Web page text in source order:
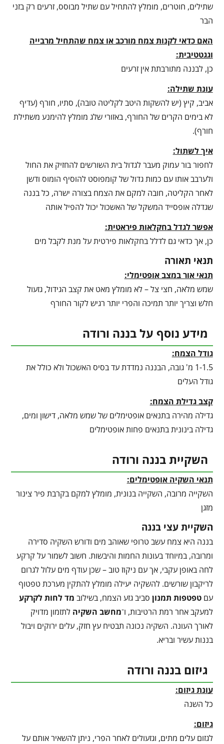
שתילים, חוטרים, מומלץ להתחיל עם שתיל מבוסס, זרעים רק בזני
הבר
האם כדאי לקנות צמח מורכב או צמח שהתחיל מרבייה
וגגטטיבית:
כן, לבננה מתורבתת אין זרעים
עונת שתילה:
אביב, קיץ (יש להשקות היטב לקליטה טובה), סתיו, חורף (עדיף
לא בימים הקרים של החורף, באזורי שלג מומלץ להימנע משתילת
חורף).
איך לשתול:
לחפור בור עמוק מעבר לגדול בית השורשים להחזיק את החול
ולערבב אותו עם כמות גדול של קומפוסט להוסיף הומוס ודשן
לאחר הקליטה, חובה למקם את הצמח בצורה ישרה, כל בננה
שגדלה אופסייד המשקל של האשכול יכול להפיל אותה
אפשר לגדל בחקלאות פיראטית:
כן, אך כדאי גם לדלל בחקלאות פירטית על מנת לקבל מים
תנאי תאורה
תנאי אור במצב אופטימלי:
שמש מלאה, חצי צל – לא מומלץ מאט את קצב הגידול, גזעול
חלש וצריך יותר תמיכה והפרי יותר רגיש לקור החורף
מידע נוסף על בננה ורודה
גודל הצמח:
1-1.5 מ' גובה, הבננה נמדדת עד בסיס האשכול ולא כולל את
גודל העלים
קצב גדילת הצמח:
גדילה מהירה בתנאים אופטימלים של שמש מלאה, דישון ומים,
גדילה בינונית בתנאים פחות אופטימלים
השקיית בננה ורודה
תנאי השקיה אופטימלים:
השקייה מרובה, השקייה בנונית, מומלץ למקם בקרבת פיר צינור
מזגן
השקיית עצי בננה
בננה היא צמח עשב טרופי שאוהב מים ודורש השקיה סדירה
ומרובה, במיוחד בעונות החמות והיבשות. חשוב לשמור על קרקע
לחה באופן עקבי, אך עם ניקוז טוב – שכן עודף מים עלול לגרום
לריקבון שורשים. להשקיה יעילה מומלץ להתקין מערכת טפטוף
עםטפטפות תמנון סביב גזע הצמח, בשילוב מד לחות לקרקע
למעקב אחר רמת הרטיבות, ו־מחשב השקיה לתזמון מדויק
לאורך העונה. השקיה נכונה תבטיח עץ חזק, עלים ירוקים ויבול
בננות עשיר ובריא.
גיזום בננה ורודה
עונת גיזום:
כל השנה
גיזום:
לגזום עלים מתים, וגזעולים לאחר הפרי, ניתן להשאיר אותם על